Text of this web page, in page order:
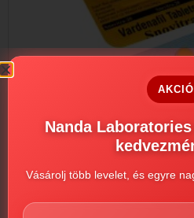
AKCIÓ
Nanda
Vásárolj több levelet, és egyre